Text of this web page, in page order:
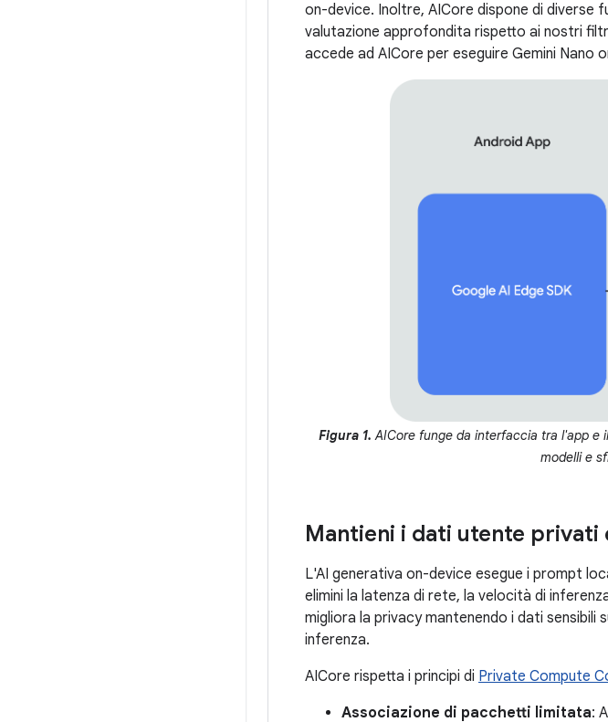
on-device. Inoltre, AICore dispone di diverse
valutazione approfondita rispetto ai nostri
accede ad AICore per eseguire Gemini Nano
Figura 1. AICore funge da interfaccia tra l'app e
modelli e
Mantieni i dati utente privati
L'AI generativa on-device esegue i prompt
elimini la latenza di rete, la velocità di
migliora la privacy mantenendo i dati
inferenza.
AICore rispetta i principi di Private Compute
Associazione di pacchetti limitata: